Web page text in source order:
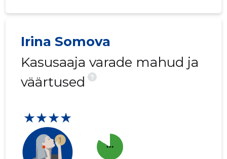
Irina Somova
Kasusaaja varade mahud ja
väärtused
?
★★★★
more_horiz